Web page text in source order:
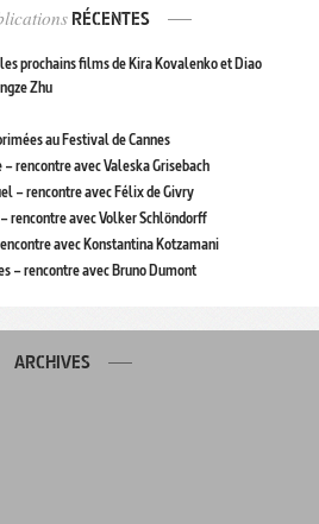
RÉCENTES
prochains films de Kira Kovalenko et Diao
Zhu
au Festival de Cannes
– rencontre avec Valeska Grisebach
– rencontre avec Félix de Givry
rencontre avec Volker Schlöndorff
avec Konstantina Kotzamani
– rencontre avec Bruno Dumont
ARCHIVES